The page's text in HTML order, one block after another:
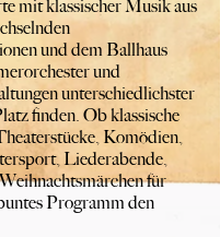
mit klassischer Musik aus
und dem Ballhaus
und
unterschiedlichster
finden. Ob klassische
Komödien,
Liederabende,
für
Programm den